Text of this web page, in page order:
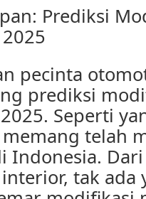
Prediksi
pecinta
prediksi
Seperti
telah
Indonesia.
tak ada